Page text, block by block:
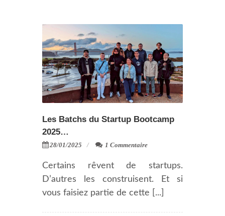
Les Batchs du Startup Bootcamp
2025…
28/01/2025 1 Commentaire
Certains rêvent de startups.
D’autres les construisent. Et si
vous faisiez partie de cette [...]